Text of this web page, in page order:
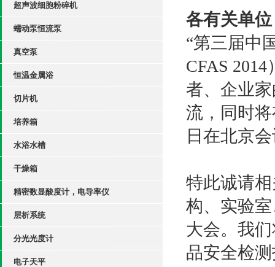
超声波细胞粉碎机
蠕动泵恒流泵
真空泵
恒温金属浴
切片机
培养箱
水浴水槽
干燥箱
精密数显酸度计，电导率仪
层析系统
分光光度计
电子天平
各有关单
“第三届中
CFAS
者、企业
流，同时
日在北京
特此诚请
构、实验
大会。我
品安全检